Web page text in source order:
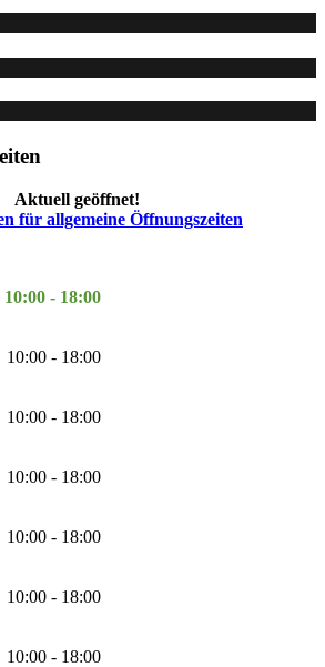
Aktuell geöffnet!
für allgemeine Öffnungszeiten
10:00 - 18:00
10:00 - 18:00
10:00 - 18:00
10:00 - 18:00
10:00 - 18:00
10:00 - 18:00
10:00 - 18:00